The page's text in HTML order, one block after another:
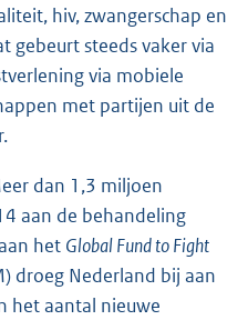
hiv, zwangerschap en
gebeurt steeds vaker via
via mobiele
met partijen uit de
dan 1,3 miljoen
aan de behandeling
het Global Fund to Fight
droeg Nederland bij aan
het aantal nieuwe